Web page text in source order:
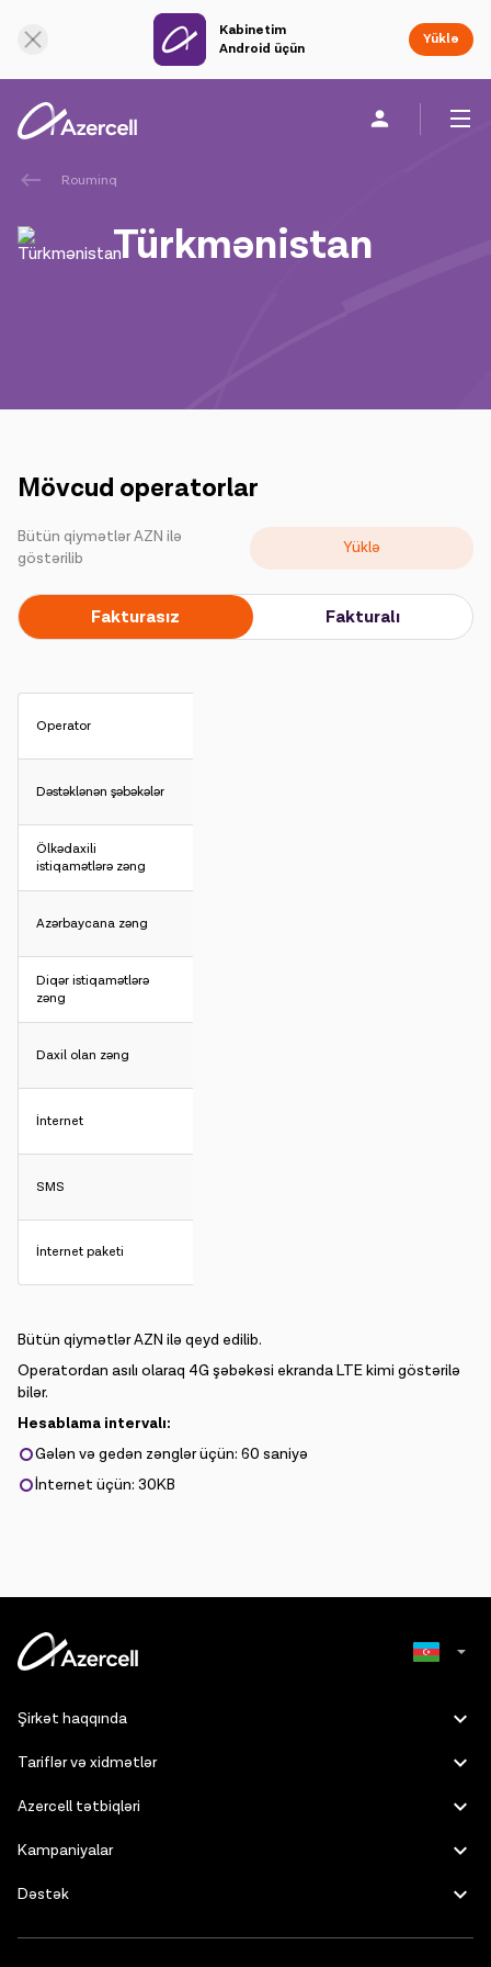
Kabinetim
Android üçün
Yüklə
Kampaniyalar
Dəstək
Dil
Rouminq
Türkmənistan
Mövcud operatorlar
Bütün qiymətlər AZN ilə
göstərilib
Fakturasız Fakturalı
Yüklə
Operator
Dəstəklənən şəbəkələr
Ölkədaxili
istiqamətlərə zəng
Azərbaycana zəng
Diqər istiqamətlərə
zəng
Daxil olan zəng
İnternet
SMS
İnternet paketi
Bütün qiymətlər AZN ilə qeyd edilib.
Operatordan asılı olaraq 4G şəbəkəsi ekranda LTE kimi göstərilə
bilər.
Hesablama intervalı:
Gələn və gedən zənglər üçün: 60 saniyə
İnternet üçün: 30KB
Şirkət haqqında
Tariflər və xidmətlər
Azercell tətbiqləri
Kampaniyalar
Dəstək
Onlayn dəstək